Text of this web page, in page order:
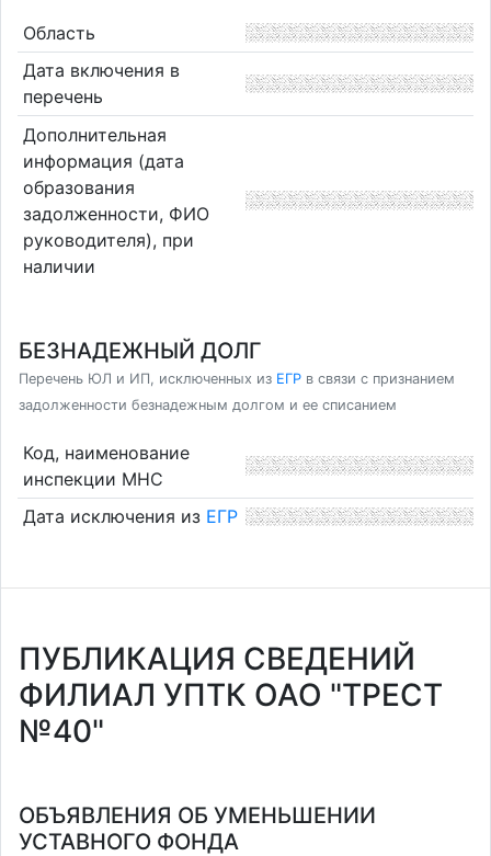
Область
Дата включения в
перечень
Дополнительная
информация (дата
образования
задолженности, ФИО
руководителя), при
наличии
БЕЗНАДЕЖНЫЙ ДОЛГ
Перечень ЮЛ и ИП, исключенных из ЕГР в связи с признанием
задолженности безнадежным долгом и ее списанием
Код, наименование
инспекции МНС
Дата исключения из ЕГР
ПУБЛИКАЦИЯ СВЕДЕНИЙ
ФИЛИАЛ УПТК ОАО "ТРЕСТ
№40"
ОБЪЯВЛЕНИЯ ОБ УМЕНЬШЕНИИ
УСТАВНОГО ФОНДА